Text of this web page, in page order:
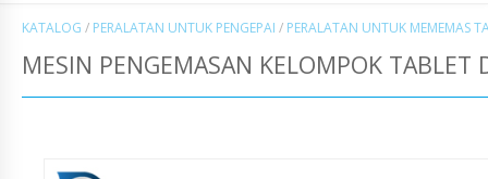
KATALOG / PERALATAN UNTUK PENGEPAI / PERALATAN UNTUK MEMEMAS
MESIN PENGEMASAN KELOMPOK TABLET